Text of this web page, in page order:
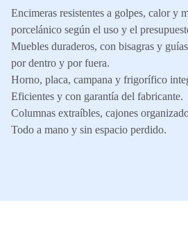
Encimeras resistentes a golpes, calor y
porcelánico según el uso y el
Muebles duraderos, con bisagras y
por dentro y por fuera.
Horno, placa, campana y frigorífico
Eficientes y con garantía del fabricante.
Columnas extraíbles, cajones
Todo a mano y sin espacio perdido.